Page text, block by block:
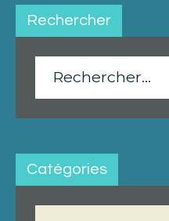
Rechercher
Rechercher :
Catégories